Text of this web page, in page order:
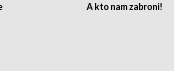
A kto nam zabroni!